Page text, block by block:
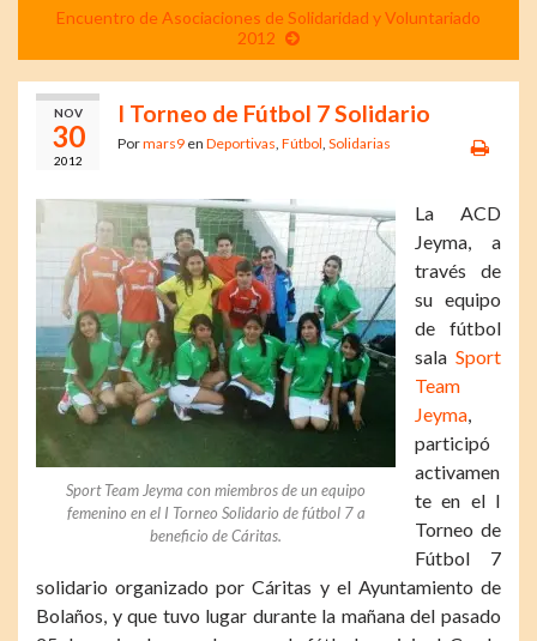
Encuentro de Asociaciones de Solidaridad y Voluntariado
2012
NOV
30
2012
I Torneo de Fútbol 7 Solidario
Pormars9 en Deportivas Fútbol Solidarias
Sport Team Jeyma con miembros de un equipo
femenino en el I Torneo Solidario de fútbol 7 a
beneficio de Cáritas.
La ACD
Jeyma, a
través de
su equipo
de fútbol
sala Sport
Team
Jeyma
participó
activamen
te en el I
Torneo de
Fútbol 7
solidario organizado por Cáritas y el Ayuntamiento de
Bolaños, y que tuvo lugar durante la mañana del pasado